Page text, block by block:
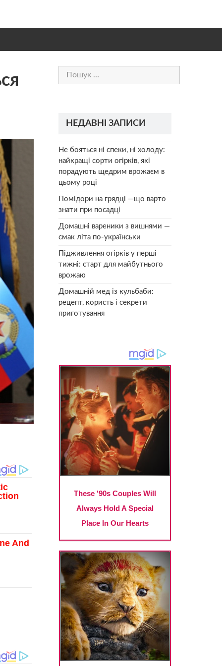
Пошук:
НЕДАВНІ ЗАПИСИ
Не бояться ні спеки, ні холоду:
найкращі сорти огірків, які
порадують щедрим врожаєм в
цьому році
Помідори на грядці —що варто
знати при посадці
Домашні вареники з вишнями —
смак літа по-українськи
Підживлення огірків у перші
тижні: старт для майбутнього
врожаю
Домашній мед із кульбаби:
рецепт, користь і секрети
приготування